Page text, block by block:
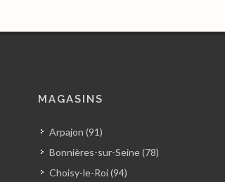
MAGASINS
Arpajon (91)
Bonnières-sur-Seine (78)
Choisy-le-Roi (94)